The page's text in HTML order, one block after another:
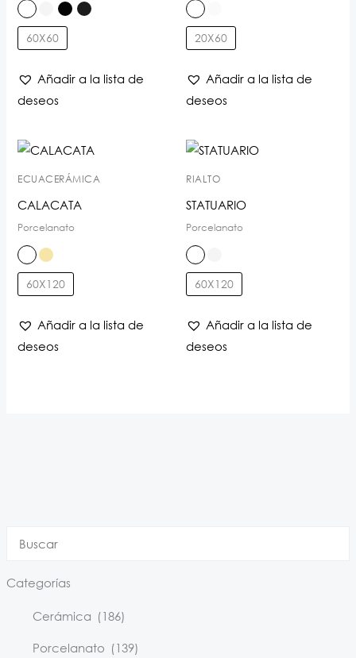
Categorías
Cerámica (186)
Porcelanato (139)
60X60
Añadir a la lista de
deseos
20X60
Añadir a la lista de
deseos
ECUACERÁMICA
CALACATA
Porcelanato
60X120
Añadir a la lista de
deseos
RIALTO
STATUARIO
Porcelanato
60X120
Añadir a la lista de
deseos